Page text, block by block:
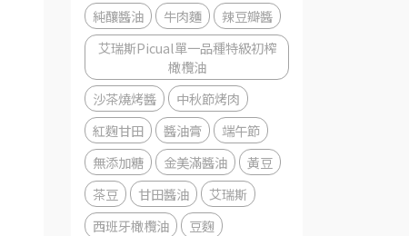
純釀醬油
牛肉麵
辣豆瓣醬
艾瑞斯Picual單一品種特級初榨
橄欖油
沙茶燒烤醬
中秋節烤肉
紅麴甘田
醬油膏
端午節
無添加糖
金美滿醬油
黃豆
茶豆
甘田醬油
艾瑞斯
西班牙橄欖油
豆麴